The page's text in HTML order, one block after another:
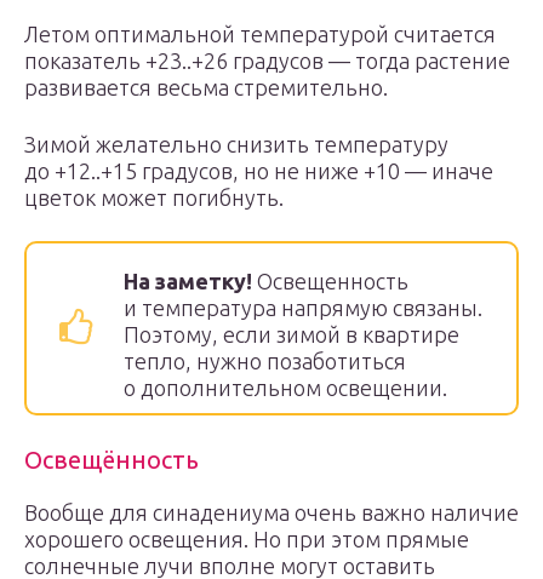
Летом оптимальной температурой считается
показатель +23..+26 градусов — тогда растение
развивается весьма стремительно.
Зимой желательно снизить температуру
до +12..+15 градусов, но не ниже +10 — иначе
цветок может погибнуть.
На заметку! Освещенность
и температура напрямую связаны.
Поэтому, если зимой в квартире
тепло, нужно позаботиться
о дополнительном освещении.
Освещённость
Вообще для синадениума очень важно наличие
хорошего освещения. Но при этом прямые
солнечные лучи вполне могут оставить